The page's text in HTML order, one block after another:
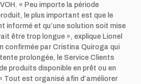
« Peu importe la période
le plus important est que le
informé et qu’une solution soit mise
être trop longue », explique Lionel
confirmée par Cristina Quiroga qui
prolongée, le Service Clients
produits disponible en prêt ou en
Tout est organisé afin d’améliorer